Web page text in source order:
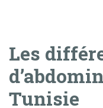
Les
Tunisie